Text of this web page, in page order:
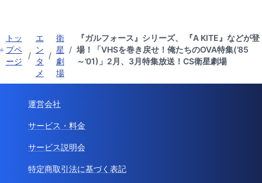
トッ
プペ
ージ
/
エ
ン
タ
メ
/
衛
星
劇
場
/
『ガルフォース』シリーズ、 『A KITE』などが登
場！「VHSを巻き戻せ！俺たちのOVA特集(’85
～’01)」2月、3月特集放送！CS衛星劇場
運営会社
サービス・料金
サービス説明会
特定商取引法に基づく表記